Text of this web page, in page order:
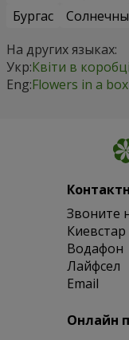
Бургас
На других языках:
Укр:Квіти в
Eng:Flowers in a
Звоните
Киевстар
Водафон
Лайфсел
Email
Онлайн